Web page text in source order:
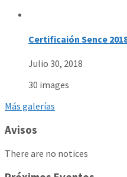
Certificaión Sence
Julio 30, 2018
30 images
Más galerías
Avisos
There are no notices